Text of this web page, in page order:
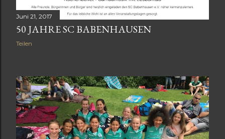
Juni 21, 2017
50 JAHRE SC BABENHAUSEN
Teilen